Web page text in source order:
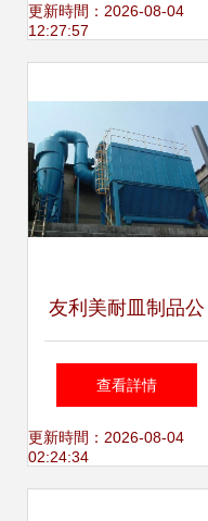
量
更新時間：2026-08-04
12:27:57
友利美耐皿制品公
司拋光打磨粉塵與
廢水協同治理工程
查看詳情
更新時間：2026-08-04
02:24:34